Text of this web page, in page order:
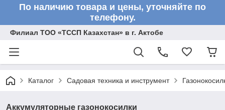
По наличию товара и цены, уточняйте по
телефону.
Филиал ТОО «ТССП Казахстан» в г. Актобе
Каталог Садовая техника и инструмент
Аккумуляторные газонокосилки